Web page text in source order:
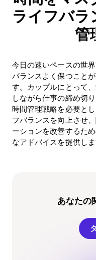
ライフバラ
管
今日の速いペースの世
バランスよく保つこと
す。カップルにとって
しながら仕事の締め切
時間管理戦略を必要と
フバランスを向上させ
ーションを改善するた
なアドバイスを提供しま
あなたの